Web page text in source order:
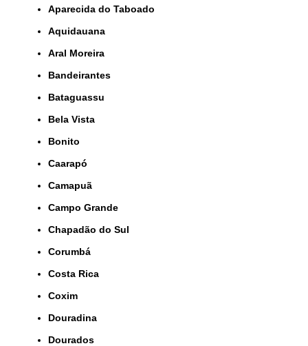
Aparecida do Taboado
Aquidauana
Aral Moreira
Bandeirantes
Bataguassu
Bela Vista
Bonito
Caarapó
Camapuã
Campo Grande
Chapadão do Sul
Corumbá
Costa Rica
Coxim
Douradina
Dourados